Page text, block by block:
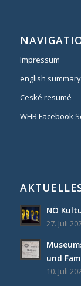
Impressum
english summary
Ceské resumé
WHB Facebook
NÖ
27. Juli
und
10. Juli